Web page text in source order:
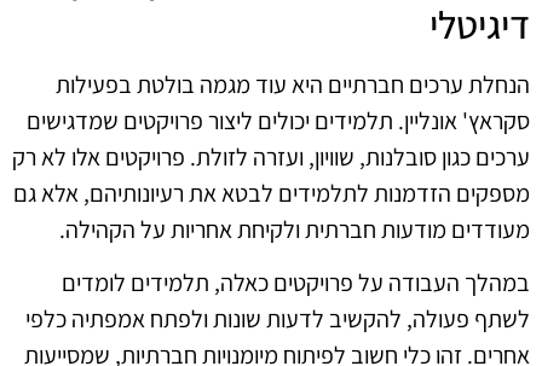
דיגיטלי
הנחלת ערכים חברתיים היא עוד מגמה בולטת בפעילות
סקראץ' אונליין. תלמידים יכולים ליצור פרויקטים שמדגישים
ערכים כגון סובלנות, שוויון, ועזרה לזולת. פרויקטים אלו לא רק
מספקים הזדמנות לתלמידים לבטא את רעיונותיהם, אלא גם
מעודדים מודעות חברתית ולקיחת אחריות על הקהילה.
במהלך העבודה על פרויקטים כאלה, תלמידים לומדים
לשתף פעולה, להקשיב לדעות שונות ולפתח אמפתיה כלפי
אחרים. זהו כלי חשוב לפיתוח מיומנויות חברתיות, שמסייעות